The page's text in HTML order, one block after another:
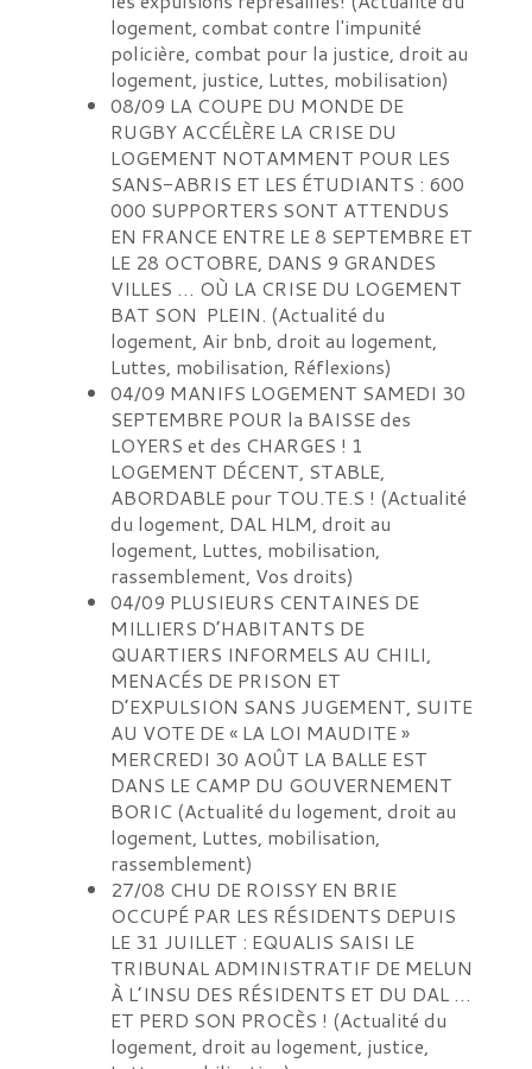
logement, combat contre l'impunité
policière, combat pour la justice, droit au
logement, justice, Luttes, mobilisation)
08/09 LA COUPE DU MONDE DE
RUGBY ACCÉLÈRE LA CRISE DU
LOGEMENT NOTAMMENT POUR LES
SANS-ABRIS ET LES ÉTUDIANTS : 600
000 SUPPORTERS SONT ATTENDUS
EN FRANCE ENTRE LE 8 SEPTEMBRE ET
LE 28 OCTOBRE, DANS 9 GRANDES
VILLES … OÙ LA CRISE DU LOGEMENT
BAT SON PLEIN. (Actualité du
logement, Air bnb, droit au logement,
Luttes, mobilisation, Réflexions)
04/09 MANIFS LOGEMENT SAMEDI 30
SEPTEMBRE POUR la BAISSE des
LOYERS et des CHARGES ! 1
LOGEMENT DÉCENT, STABLE,
ABORDABLE pour TOU.TE.S ! (Actualité
du logement, DAL HLM, droit au
logement, Luttes, mobilisation,
rassemblement, Vos droits)
04/09 PLUSIEURS CENTAINES DE
MILLIERS D’HABITANTS DE
QUARTIERS INFORMELS AU CHILI,
MENACÉS DE PRISON ET
D’EXPULSION SANS JUGEMENT, SUITE
AU VOTE DE « LA LOI MAUDITE »
MERCREDI 30 AOÛT LA BALLE EST
DANS LE CAMP DU GOUVERNEMENT
BORIC (Actualité du logement, droit au
logement, Luttes, mobilisation,
rassemblement)
27/08 CHU DE ROISSY EN BRIE
OCCUPÉ PAR LES RÉSIDENTS DEPUIS
LE 31 JUILLET : EQUALIS SAISI LE
TRIBUNAL ADMINISTRATIF DE MELUN
À L’INSU DES RÉSIDENTS ET DU DAL …
ET PERD SON PROCÈS ! (Actualité du
logement, droit au logement, justice,